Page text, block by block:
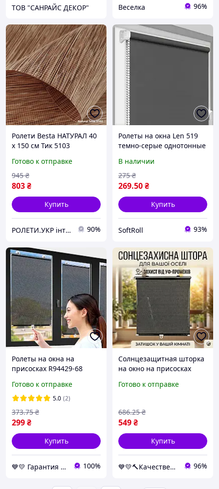
ТОВ "САНРАЙС ДЕКОР" Веселка 96%
Ролети Besta НАТУРАЛ 40
х 150 см Тик 5103
Готово к отправке
803₴
945 ₴
Купить
РОЛЕТИ.УКР інтернет-магазин ролет та жалюзі 90%
Ролеты на окна Len 519
темно-серые однотонные
32,5х160 см
В наличии
269.50₴
275 ₴
Купить
SoftRoll 93%
Ролеты на окна на
присосках R94429-68
шторка солнцезащитная
для авто и квартиры
Готово к отправке
5.0 (2)
299₴
373.75 ₴
Купить
💙💛 Гарантия хороших покупок 🎁🚚 ⤵ 100%
Солнцезащитная шторка
на окно на присосках
Чёрный, ролеты на окна
Готово к отправке
549₴
686.25 ₴
Купить
💙💛🔨Качественный товар с доставкой по Украине🎁％🚚 ⤵ 96%